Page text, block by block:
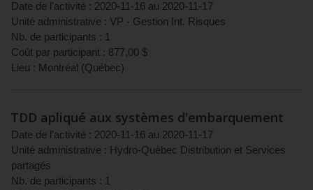
Date de l'activité : 2020-11-16 au 2020-11-17
Unité administrative : VP - Gestion Int. Risques
Nb. de participants : 1
Coût par participant : 877,00 $
Lieu : Montréal (Québec)
TDD apliqué aux systèmes d'embarquement
Date de l'activité : 2020-11-16 au 2020-11-17
Unité administrative : Hydro-Québec Distribution et Services
partagés
Nb. de participants : 1